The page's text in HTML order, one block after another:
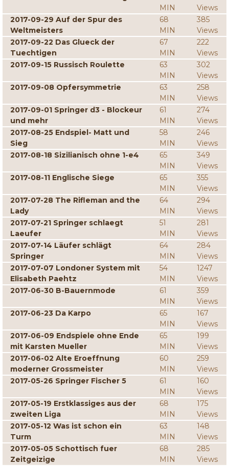
MIN
Views
2017-09-29 Auf der Spur des
Weltmeisters
68
MIN
385
Views
2017-09-22 Das Glueck der
Tuechtigen
67
MIN
222
Views
2017-09-15 Russisch Roulette
63
MIN
302
Views
2017-09-08 Opfersymmetrie
63
MIN
258
Views
2017-09-01 Springer d3 - Blockeur
und mehr
61
MIN
274
Views
2017-08-25 Endspiel- Matt und
Sieg
58
MIN
246
Views
2017-08-18 Sizilianisch ohne 1-e4
65
MIN
349
Views
2017-08-11 Englische Siege
65
MIN
355
Views
2017-07-28 The Rifleman and the
Lady
64
MIN
294
Views
2017-07-21 Springer schlaegt
Laeufer
51
MIN
281
Views
2017-07-14 Läufer schlägt
Springer
64
MIN
284
Views
2017-07-07 Londoner System mit
Elisabeth Paehtz
54
MIN
1247
Views
2017-06-30 B-Bauernmode
61
MIN
359
Views
2017-06-23 Da Karpo
65
MIN
167
Views
2017-06-09 Endspiele ohne Ende
mit Karsten Mueller
65
MIN
199
Views
2017-06-02 Alte Eroeffnung
moderner Grossmeister
60
MIN
259
Views
2017-05-26 Springer Fischer 5
61
MIN
160
Views
2017-05-19 Erstklassiges aus der
zweiten Liga
68
MIN
175
Views
2017-05-12 Was ist schon ein
Turm
63
MIN
148
Views
2017-05-05 Schottisch fuer
Zeitgeizige
68
MIN
285
Views